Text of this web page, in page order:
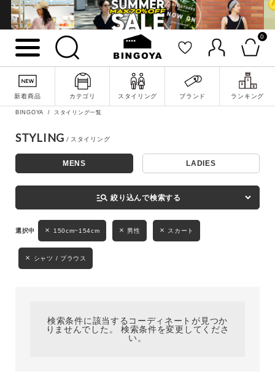
0
新着商品 カテゴリ スタイリング ブランド ランキング
詳細検索
キーワード
性別
MENS LADIES
BINGOYA スタイリング一覧
STYLING
MENS LADIES
manage_search 絞り込んで検索する
150cm~154cm 男性 スカート
シャツ / ブラウス
検索条件に該当するコーディネートが見つか
りませんでした。 検索条件を変更してくださ
い。